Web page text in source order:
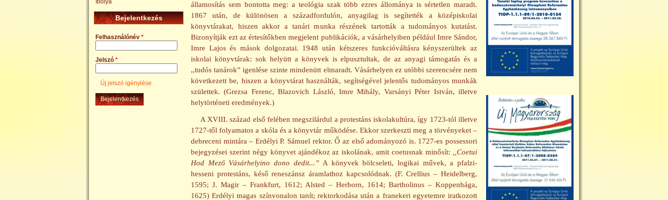
Ibolya
Bejelentkezés
Felhasználónév *
Jelszó *
Új jelszó igénylése
államosítás sem bontotta meg: a teológia szak több ezres állománya is sértetlen maradt.
1867 után, de különösen a századfordulón, anyagilag is segítették a középiskolai
könyvtárakat, hiszen akkor a tanári munka részének tartották a tudományos kutatást.
Bizonyítják ezt az értesítőkben megjelent publikációk, a vásárhelyiben például Imre Sándor,
Imre Lajos és mások dolgozatai. 1948 után kétszeres funkcióváltásra kényszerültek az
iskolai könyvtárak: sok helyütt a könyvek is elpusztultak, de az anyagi támogatás és a
,,tudós tanárok” igenlése szinte mindenütt elmaradt. Vásárhelyen ez utóbbi szerencsére nem
következett be, hiszen a könyvtárat használták, segítségével jelentős tudományos munkák
születtek. (Grezsa Ferenc, Blazovich László, Imre Mihály, Varsányi Péter István, illetve
helytörténeti eredmények.)
A XVIII. század első felében megszilárdul a protestáns iskolakultúra, így 1723-tól illetve
1727-től folyamatos a skóla és a könyvtár működése. Ekkor szerkeszti meg a törvényeket –
debreceni mintára – Erdélyi P. Sámuel rektor. Ő az első adományozó is. 1727-es possessori
bejegyzései szerint négy könyvet ajándékoz az iskolának, amit coetusnak minősít:
,,Coetui
Hod Mező Vásárhelyino dono dedit...”A könyvek bölcseleti, logikai művek, a pfalzi-
hesseni protestáns, késő reneszánsz áramlathoz kapcsolódnak. (F. Crellius – Heidelberg,
1595; J. Magir – Frankfurt, 1612; Alsted – Herborn, 1614; Bartholinus – Koppenhága,
1625) Erdélyi magas színvonalon tanít; rektorkodása után a franekeri egyetemre iratkozott